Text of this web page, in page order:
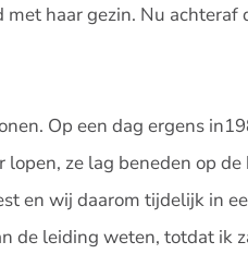
haar gezin. Nu achteraf
Op een dag ergens
ze lag beneden op
en wij daarom tijdelijk in
de leiding weten, totdat ik